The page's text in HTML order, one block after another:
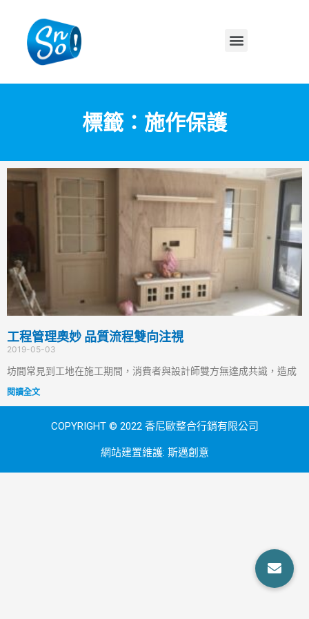
標籤：施作保護
工程管理奧妙 品質流程雙向注視
2019-05-03
坊間常見到工地在施工期間，消費者與設計師雙方無達成共識，造成
閱讀全文
COPYRIGHT © 2022 香尼歐整合行銷有限公司
網站建置維護: 斯邁創意